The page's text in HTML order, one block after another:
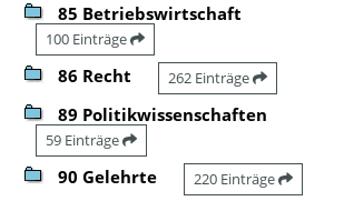
85 Betriebswirtschaft
100 Einträge
86 Recht 262 Einträge
89 Politikwissenschaften
59 Einträge
90 Gelehrte 220 Einträge